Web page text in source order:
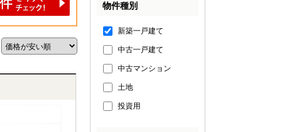
物件種別
新築一戸建て
中古一戸建て
中古マンション
土地
投資用